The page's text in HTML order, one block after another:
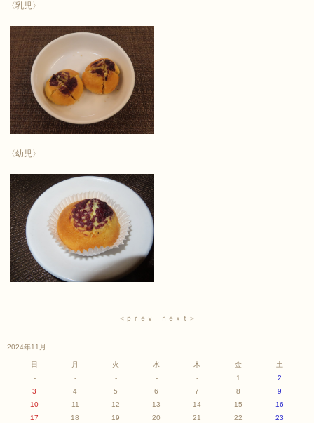
〈乳児〉
〈幼児〉
＜ｐｒｅｖ ｎｅｘｔ＞
2024年11月
日 月 火 水 木 金
土
-
- - - - 1
2
3
4 5 6 7 8
9
10
11 12 13 14 15
16
17
18 19 20 21 22
23